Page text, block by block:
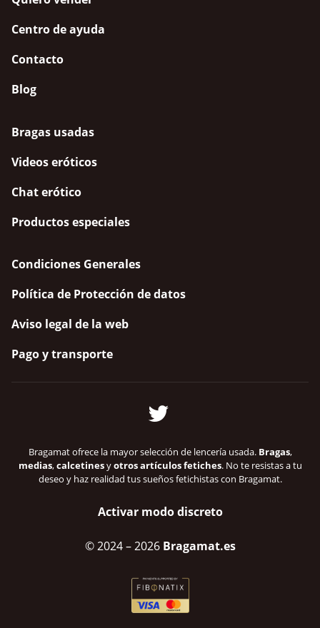
Centro de ayuda
Contacto
Blog
Bragas usadas
Videos eróticos
Chat erótico
Productos especiales
Condiciones Generales
Política de Protección de datos
Aviso legal de la web
Pago y transporte
Bragamat ofrece la mayor selección de lencería usada. Bragas,
medias,calcetinesyotros artículos fetiches. No te resistas a tu
deseo y haz realidad tus sueños fetichistas con Bragamat.
Activar modo discreto
© 2024– 2026 Bragamat.es